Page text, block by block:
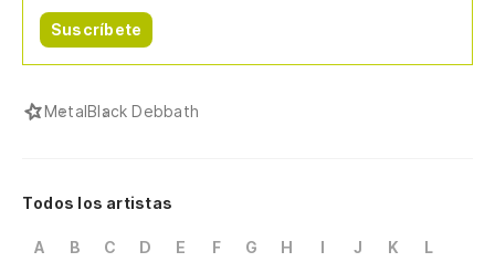
Suscríbete
MetalBlack Debbath
Todos los artistas
A B C D E F G H I J K
L